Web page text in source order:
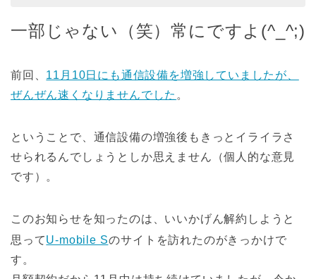
一部じゃない（笑）常にですよ(^_^;)
前回、 11月10日にも通信設備を増強していましたが、
ぜんぜん速くなりませんでした 。
ということで、通信設備の増強後もきっとイライラさ
せられるんでしょうとしか思えません（個人的な意見
です）。
このお知らせを知ったのは、いいかげん解約しようと
思ってU-mobile Sのサイトを訪れたのがきっかけで
す。